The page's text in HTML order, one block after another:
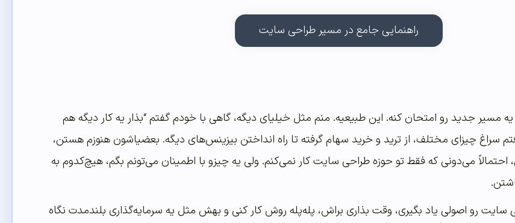
راهنمایی جامع در مسیر طراحی سایت
جدید رو امتحان کنه. این طبیعیه. منم مثل خیلیای دیگه، گاهی با خودم گفتم “بذار یه کار دیگه هم
سراغ چیزای مختلف، از ترید و خرید سهام گرفته تا راه انداختن بیزینس‌های دیگه. بعضیاشون هنوزم هستن،
احتمالاً می‌دونی که فقط تو حوزه طراحی سایت کار نمی‌کنم. ولی یه چیزو با اطمینان می‌تونم بگم، هیچ‌کدوم به
سایت رو اصولی یاد بگیری، وقت بذاری براش، پله‌پله روش کار کنی و بهش مثل یه سرمایه‌گذاری بلندمدت نگاه